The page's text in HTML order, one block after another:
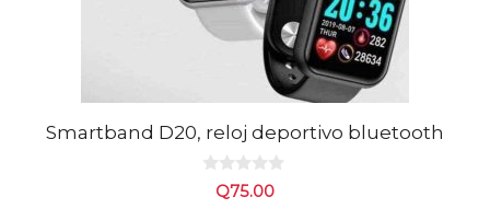
Smartband D20, reloj deportivo bluetooth
Q75.00